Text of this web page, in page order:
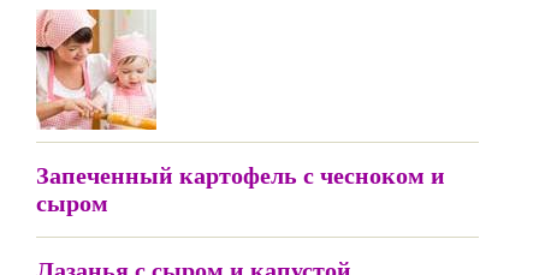
Запеченный картофель с чесноком и
сыром